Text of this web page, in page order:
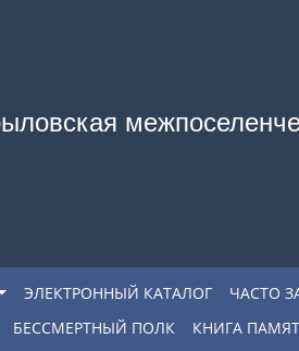
ЭЛЕКТРОННЫЙ КАТАЛОГ ЧАСТО
БЕССМЕРТНЫЙ ПОЛК КНИГА